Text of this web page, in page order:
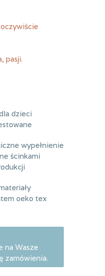
pasji.
dzieci
wypełnienie
ścinkami
oeko tex
na Wasze
zamówienia.